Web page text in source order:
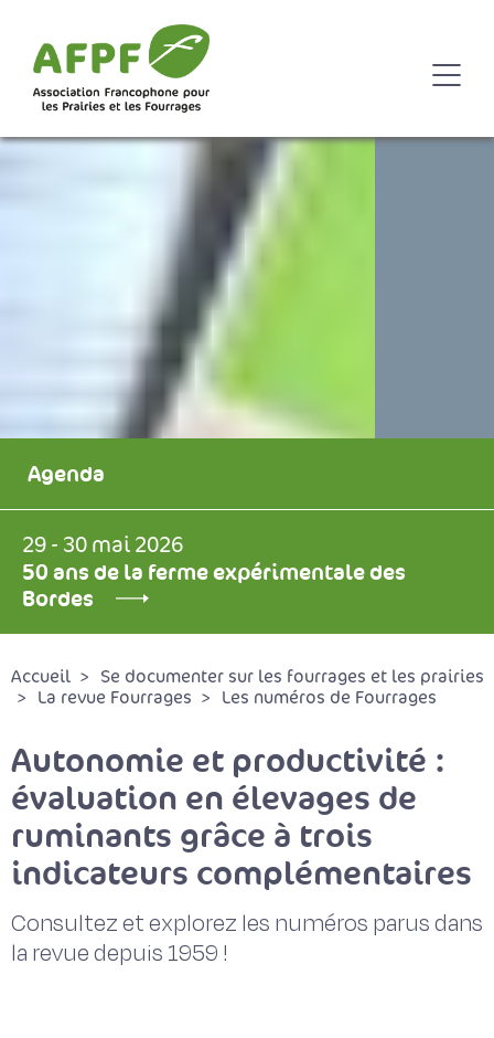
Agenda
29 - 30 mai 2026
50 ans de la ferme expérimentale des
Bordes
Accueil
Se documenter sur les fourrages et les prairies
La revue Fourrages
Les numéros de Fourrages
Autonomie et productivité :
évaluation en élevages de
ruminants grâce à trois
indicateurs complémentaires
Consultez et explorez les numéros parus dans
la revue depuis 1959 !